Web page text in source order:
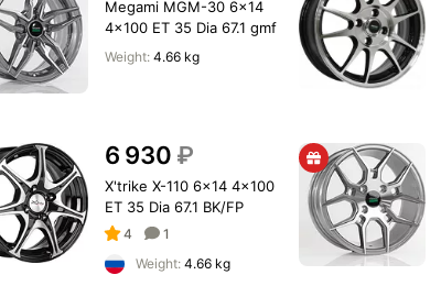
Megami MGM-30 6x14
4x100 ET 35 Dia 67.1 gmf
Weight:4.66 kg
6 930 ₽
X'trike X-110 6x14 4x100
ET 35 Dia 67.1 BK/FP
4
1
Weight:4.66 kg